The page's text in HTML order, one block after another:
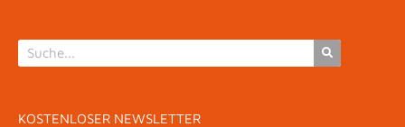
KOSTENLOSER NEWSLETTER